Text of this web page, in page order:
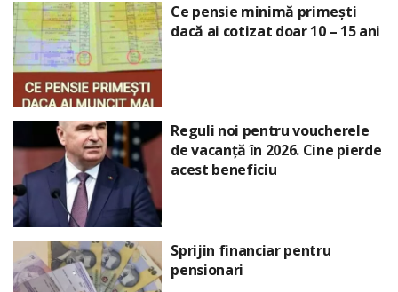
Ce pensie minimă primești
dacă ai cotizat doar 10 – 15 ani
Reguli noi pentru voucherele
de vacanță în 2026. Cine pierde
acest beneficiu
Sprijin financiar pentru
pensionari